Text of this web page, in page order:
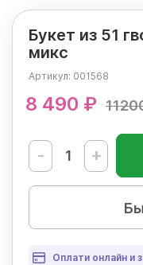
Букет из 51
микс
Артикул: 001568
8 490 ₽
- +
Оплати онлайн и